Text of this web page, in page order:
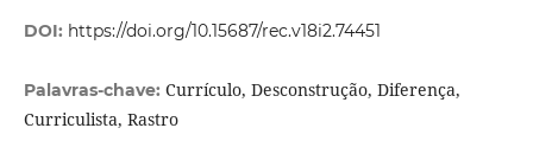
DOI: https://doi.org/10.15687/rec.v18i2.74451
Palavras-chave: Currículo, Desconstrução, Diferença,
Curriculista, Rastro